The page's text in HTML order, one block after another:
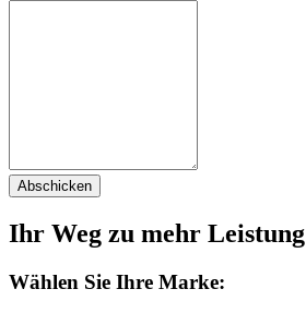
Abschicken
Ihr Weg zu mehr Leistung
Wählen Sie Ihre Marke: